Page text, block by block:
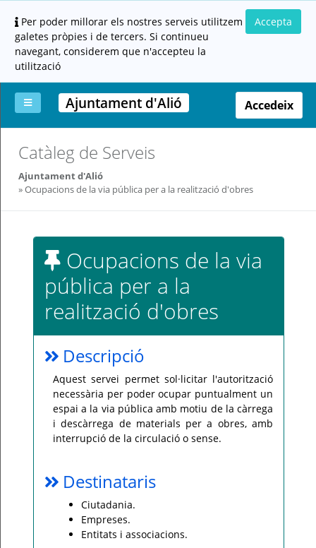
Per poder millorar els nostres serveis utilitzem
galetes pròpies i de tercers. Si continueu
navegant, considerem que n'accepteu la
utilització
Accepta
meva
documentació
ciutadana
administracions)
Ajuntament d'Alió Accedeix
Catàleg de Serveis
Ajuntament d'Alió
Ocupacions de la via pública per a la realització d'obres
Ocupacions de la via
pública per a la
realització d'obres
Descripció
Aquest servei permet sol·licitar l'autorització
necessària per poder ocupar puntualment un
espai a la via pública amb motiu de la càrrega
i descàrrega de materials per a obres, amb
interrupció de la circulació o sense.
Destinataris
Ciutadania.
Empreses.
Entitats i associacions.